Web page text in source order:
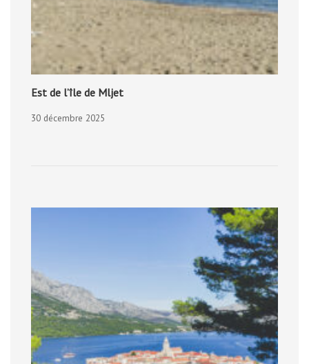
Est de l’île de Mljet
30 décembre 2025